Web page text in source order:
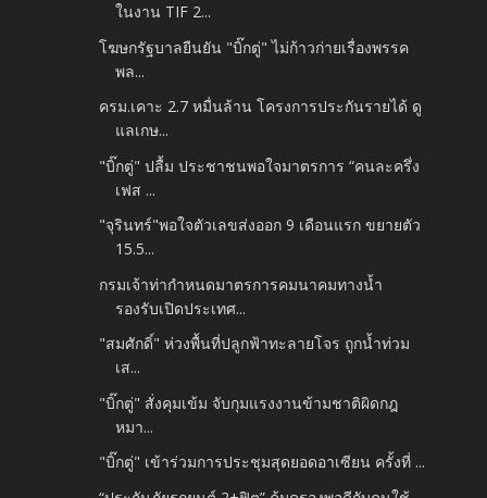
ในงาน TIF 2...
โฆษกรัฐบาลยืนยัน "บิ๊กตู่" ไม่ก้าวก่ายเรื่องพรรค
พล...
ครม.เคาะ 2.7 หมื่นล้าน โครงการประกันรายได้ ดู
แลเกษ...
"บิ๊กตู่" ปลื้ม ประชาชนพอใจมาตรการ “คนละครึ่ง
เฟส ...
"จุรินทร์"พอใจตัวเลขส่งออก 9 เดือนแรก ขยายตัว
15.5...
กรมเจ้าท่ากำหนดมาตรการคมนาคมทางน้ำ
รองรับเปิดประเทศ...
"สมศักดิ์" ห่วงพื้นที่ปลูกฟ้าทะลายโจร ถูกน้ำท่วม
เส...
"บิ๊กตู่" สั่งคุมเข้ม จับกุมแรงงานข้ามชาติผิดกฎ
หมา...
"บิ๊กตู่" เข้าร่วมการประชุมสุดยอดอาเซียน ครั้งที่ ...